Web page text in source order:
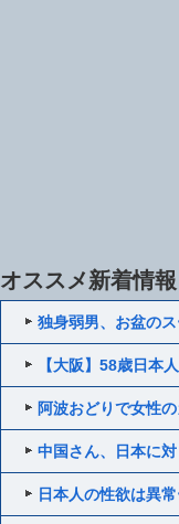
オススメ新着情報
独身弱男、お盆の
【大阪】58歳日本
阿波おどりで女性
中国さん、日本に
日本人の性欲は異